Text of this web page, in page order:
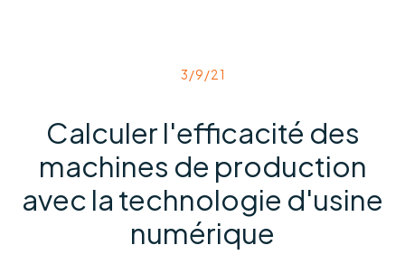
3/9/21
Calculer l'efficacité des
machines de production
avec la technologie d'usine
numérique